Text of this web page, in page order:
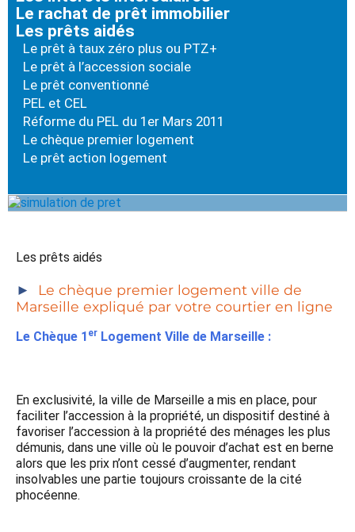
Le rachat de prêt immobilier
Les prêts aidés
Le prêt à taux zéro plus ou PTZ+
Le prêt à l’accession sociale
Le prêt conventionné
PEL et CEL
Réforme du PEL du 1er Mars 2011
Le chèque premier logement
Le prêt action logement
Les prêts aidés
Le chèque premier logement ville de
Marseille expliqué par votre courtier en ligne
Le Chèque 1 er Logement Ville de Marseille :
En exclusivité, la ville de Marseille a mis en place, pour
faciliter l’accession à la propriété, un dispositif destiné à
favoriser l’accession à la propriété des ménages les plus
démunis, dans une ville où le pouvoir d’achat est en berne
alors que les prix n’ont cessé d’augmenter, rendant
insolvables une partie toujours croissante de la cité
phocéenne.